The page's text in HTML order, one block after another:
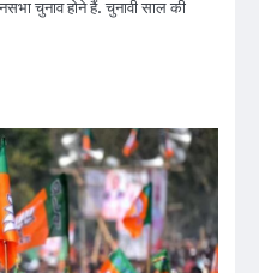
चुनाव होने हैं. चुनावी साल की